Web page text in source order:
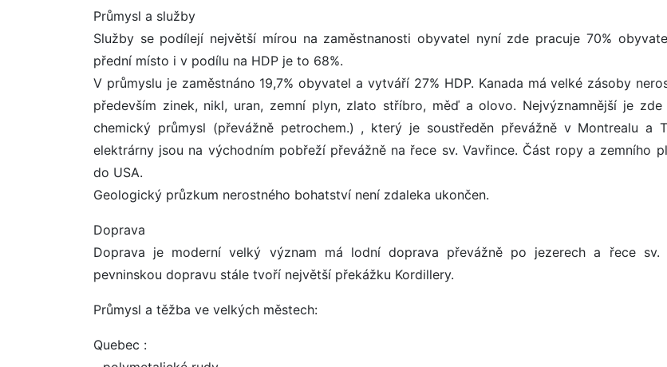
Průmysl a služby
Služby se podílejí největší mírou na zaměstnanosti obyvatel nyní zde pracuje 70%
přední místo i v podílu na HDP je to 68%.
V průmyslu je zaměstnáno 19,7% obyvatel a vytváří 27% HDP. Kanada má velké zásoby
především zinek, nikl, uran, zemní plyn, zlato stříbro, měď a olovo. Nejvýznamnější je zde
chemický průmysl (převážně petrochem.) , který je soustředěn převážně v Montrealu a
elektrárny jsou na východním pobřeží převážně na řece sv. Vavřince. Část ropy a zemního
do USA.
Geologický průzkum nerostného bohatství není zdaleka ukončen.
Doprava
Doprava je moderní velký význam má lodní doprava převážně po jezerech a řece sv.
pevninskou dopravu stále tvoří největší překážku Kordillery.
Průmysl a těžba ve velkých městech:
Quebec :